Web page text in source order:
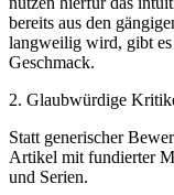
bereits aus den
langweilig wird, gibt
Geschmack.
2. Glaubwürdige
Statt generischer
Artikel mit fundierter
und Serien.